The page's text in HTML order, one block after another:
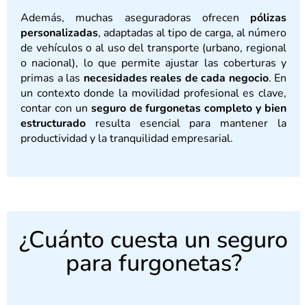
Además, muchas aseguradoras ofrecen pólizas
personalizadas, adaptadas al tipo de carga, al número
de vehículos o al uso del transporte (urbano, regional
o nacional), lo que permite ajustar las coberturas y
primas a las necesidades reales de cada negocio. En
un contexto donde la movilidad profesional es clave,
contar con un seguro de furgonetas completo y bien
estructurado resulta esencial para mantener la
productividad y la tranquilidad empresarial.
¿Cuánto cuesta un seguro
para furgonetas?